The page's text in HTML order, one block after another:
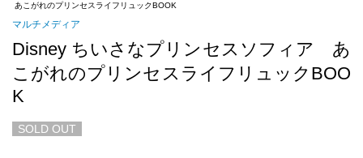
あこがれのプリンセスライフリュックBOOK
マルチメディア
Disney ちいさなプリンセスソフィア あ
こがれのプリンセスライフリュックBOO
K
SOLD OUT